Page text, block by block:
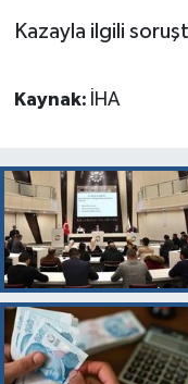
Kazayla ilgili
Kaynak: İHA